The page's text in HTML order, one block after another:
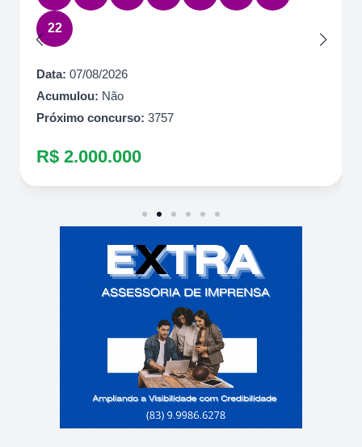
22
Data: 07/08/2026
Acumulou: Não
Próximo concurso: 3757
R$ 2.000.000